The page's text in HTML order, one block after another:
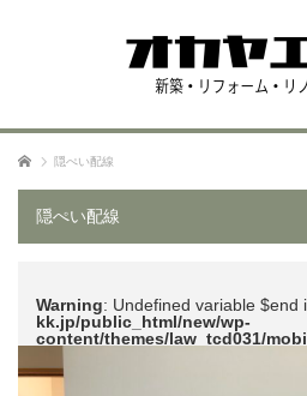
ホーム 隠ぺい配線
隠ぺい配線
Warning: Undefined variable $end
kk.jp/public_html/new/wp-
content/themes/law_tcd031/